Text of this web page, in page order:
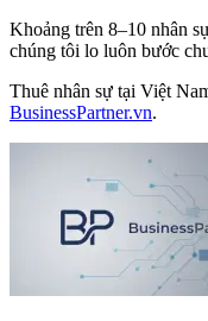
Khoảng trên 8–10 nhân
chúng tôi lo luôn bước
Thuê nhân sự tại Việt
BusinessPartner.vn.